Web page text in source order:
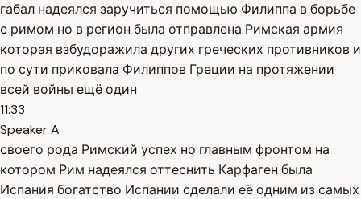
габал надеялся заручиться помощью Филиппа в борьбе
с римом но в регион была отправлена Римская армия
которая взбудоражила других греческих противников и
по сути приковала Филиппов Греции на протяжении
всей войны ещё один
11:33
Speaker A
своего рода Римский успех но главным фронтом на
котором Рим надеялся оттеснить Карфаген была
Испания богатство Испании сделали её одним из самых